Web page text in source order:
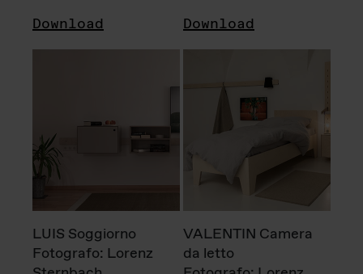
Download Download
LUIS Soggiorno
Fotografo: Lorenz
VALENTIN Camera
da letto